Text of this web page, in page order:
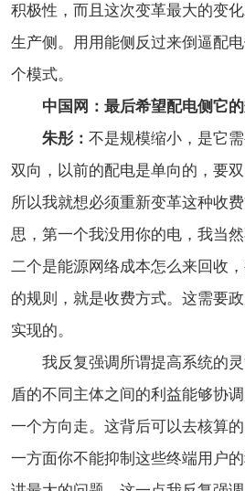
积极性，而且这次变革最大的变
生产侧。用用能侧反过来倒逼配
个模式。
中国网：最后希望配电侧它
朱彤： 不是规模缩小，是它
双向，以前的配电是单向的，要双
所以我就想必须重新变革这种收
思，第一个我没用你的电，我当
二个是能源网络成本怎么来回收
的规则，就是收费方式。这需要
实现的。
我反复强调所谓提高系统的
盾的不同主体之间的利益能够协
一个方向走。这背后可以去核算
一方面你不能抑制这些终端用户